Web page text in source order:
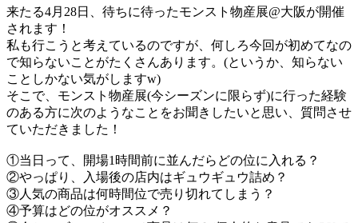
来たる4月28日、待ちに待ったモンスト物産展@大阪が開催
されます！
私も行こうと考えているのですが、何しろ今回が初めてなの
で知らないことがたくさんあります。(というか、知らない
ことしかない気がしますw)
そこで、モンスト物産展(今シーズンに限らず)に行った経験
のある方に次のようなことをお聞きしたいと思い、質問させ
ていただきました！
①当日って、開場1時間前に並んだらどの位に入れる？
②やっぱり、入場後の店内はギュウギュウ詰め？
③人気の商品は何時間位で売り切れてしまう？
④予算はどの位がオススメ？